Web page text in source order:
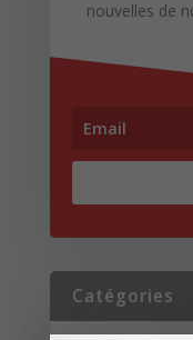
nouvelles de
Catégories